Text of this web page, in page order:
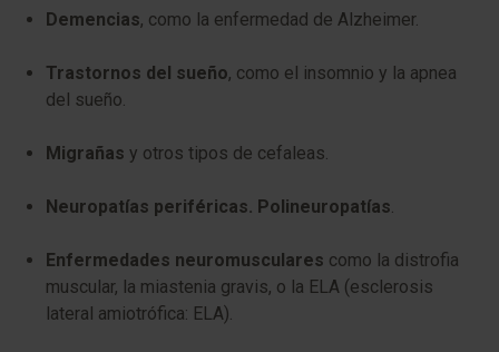
Demencias, como la enfermedad de Alzheimer.
Trastornos del sueño, como el insomnio y la apnea
del sueño.
Migrañas y otros tipos de cefaleas.
Neuropatías periféricas. Polineuropatías.
Enfermedades neuromusculares como la distrofia
muscular, la miastenia gravis, o la ELA (esclerosis
lateral amiotrófica: ELA).